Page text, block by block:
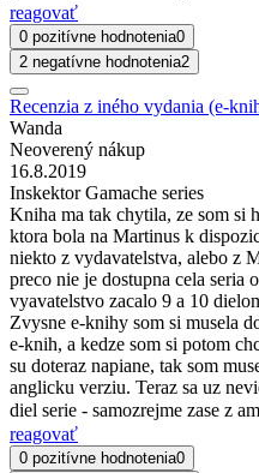
reagovať
0 pozitívne hodnotenia0
2 negatívne hodnotenia2
Recenzia z iného vydania (e-
Wanda
Neoverený nákup
16.8.2019
Inskektor Gamache series
Kniha ma tak chytila, ze som si
ktora bola na Martinus k
niekto z vydavatelstva, alebo z
preco nie je dostupna cela seria
vyavatelstvo zacalo 9 a 10
Zvysne e-knihy som si musela
e-knih, a kedze som si potom
su doteraz napiane, tak som
anglicku verziu. Teraz sa uz
diel serie - samozrejme zase z
reagovať
0 pozitívne hodnotenia0